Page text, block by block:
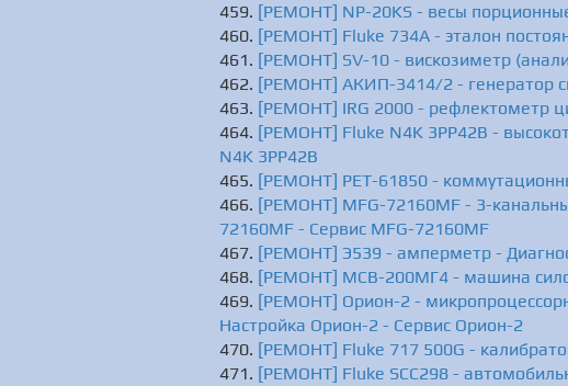
[РЕМОНТ] NP-20KS - весы
[РЕМОНТ] Fluke 734A - эталон
[РЕМОНТ] SV-10 - вискозиметр
[РЕМОНТ] АКИП-3414/2 - генератор
[РЕМОНТ] IRG 2000 - рефлектометр
[РЕМОНТ] Fluke N4K 3PP42B -
N4K 3PP42B
[РЕМОНТ] РЕТ-61850 -
[РЕМОНТ] MFG-72160MF - 3-
72160MF - Сервис MFG-72160MF
[РЕМОНТ] Э539 - амперметр -
[РЕМОНТ] МСВ-200МГ4 - машина
[РЕМОНТ] Орион-2 -
Настройка Орион-2 - Сервис Орион-2
[РЕМОНТ] Fluke 717 500G -
[РЕМОНТ] Fluke SCC298 -